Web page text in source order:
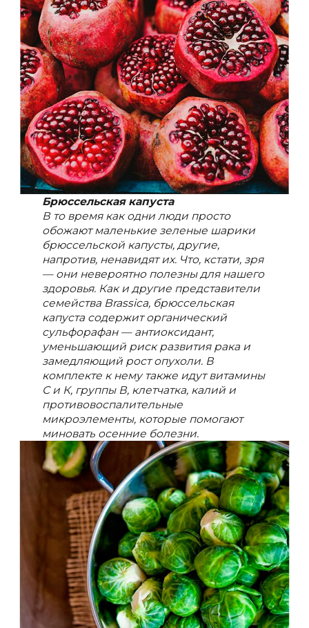
Брюссельская капуста
В то время как одни люди просто
обожают маленькие зеленые шарики
брюссельской капусты, другие,
напротив, ненавидят их. Что, кстати, зря
— они невероятно полезны для нашего
здоровья. Как и другие представители
семейства Brassica, брюссельская
капуста содержит органический
сульфорафан — антиоксидант,
уменьшающий риск развития рака и
замедляющий рост опухоли. В
комплекте к нему также идут витамины
С и К, группы В, клетчатка, калий и
противовоспалительные
микроэлементы, которые помогают
миновать осенние болезни.